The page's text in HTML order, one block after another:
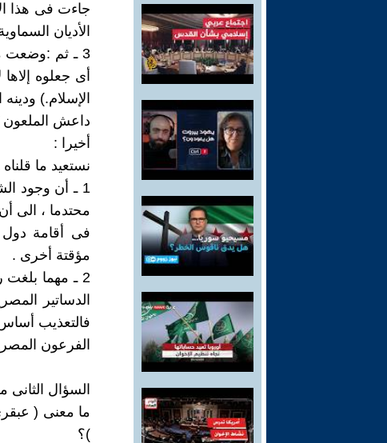
جاءت فى هذا
الأديان
3 ـ ثم :وضعت
أى جعلوه
الإسلام.)
داعش الملعون
أخيرا :
نستعيد ما
1 ـ أن وجود
محتدما ، الى
فى أقامة دول
مؤقتة أخرى .
2 ـ مهما
الدساتير
فالتعذيب
الفرعون
السؤال
)؟